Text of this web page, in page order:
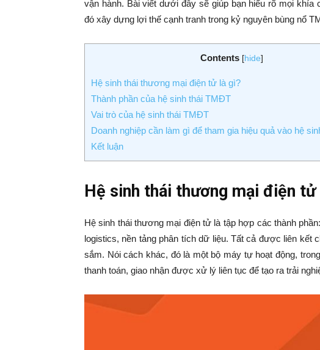
vận hành. Bài viết dưới đây sẽ giúp bạn hiểu rõ mọi khía
đó xây dựng lợi thế cạnh tranh trong kỷ nguyên bùng nổ
Contents [hide]
Hệ sinh thái thương mại điện tử là gì?
Thành phần của hệ sinh thái TMĐT
Vai trò của hệ sinh thái TMĐT
Doanh nghiệp cần làm gì để tham gia hiệu quả vào hệ
Kết luận
Hệ sinh thái thương mại điện tử
Hệ sinh thái thương mại điện tử là tập hợp các thành
logistics, nền tảng phân tích dữ liệu. Tất cả được liên kết
sắm. Nói cách khác, đó là một bộ máy tự hoạt động,
thanh toán, giao nhận được xử lý liên tục để tạo ra trải